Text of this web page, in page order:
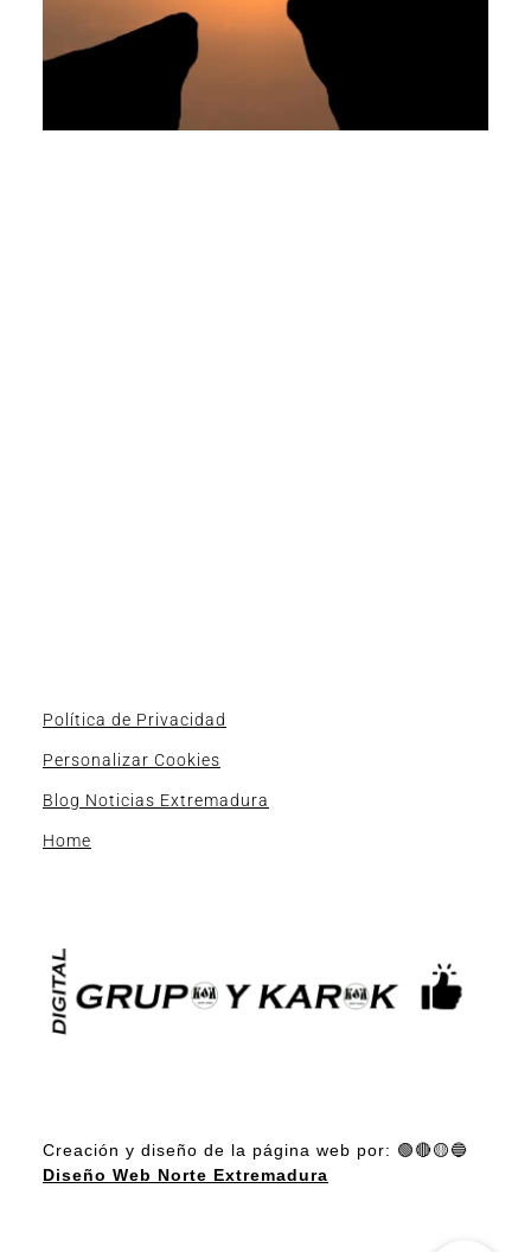
Política de Privacidad
Personalizar Cookies
Blog Noticias Extremadura
Home
Creación y diseño de la página web por: 🟢🔴🟡🔵
Diseño Web Norte Extremadura